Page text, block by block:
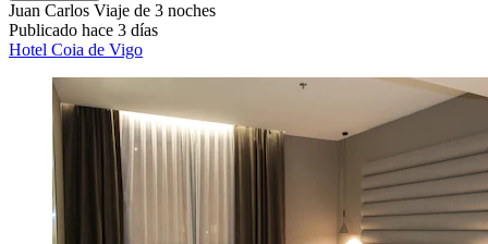
Juan Carlos Viaje de 3 noches
Publicado hace 3 días
Hotel Coia de Vigo